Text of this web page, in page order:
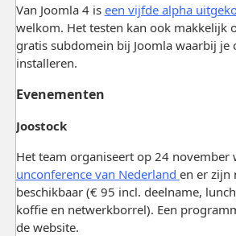
Van Joomla 4 is een vijfde alpha
welkom. Het testen kan ook makkelijk
gratis subdomein bij Joomla waarbij je
installeren.
Evenementen
Joostock
Het team organiseert op 24 november
unconference van Nederland en er zijn
beschikbaar (€ 95 incl. deelname,
koffie en netwerkborrel). Een
de website.